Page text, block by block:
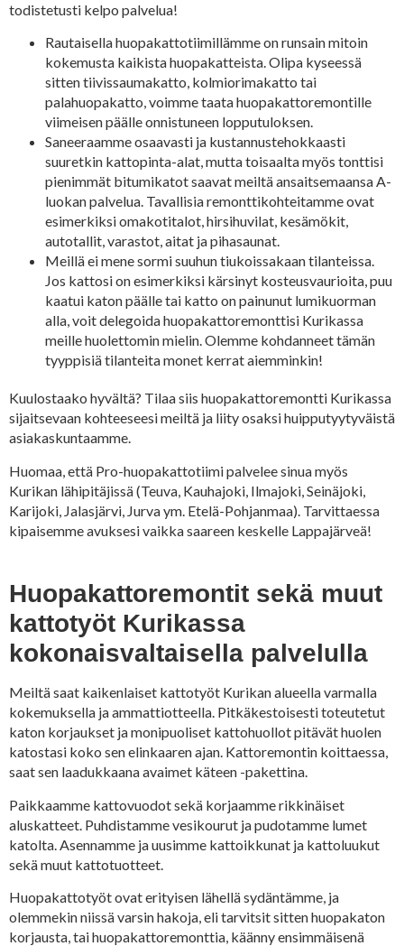
todistetusti kelpo palvelua!
Rautaisella huopakattotiimillämme on runsain mitoin
kokemusta kaikista huopakatteista. Olipa kyseessä
sitten tiivissaumakatto, kolmiorimakatto tai
palahuopakatto, voimme taata huopakattoremontille
viimeisen päälle onnistuneen lopputuloksen.
Saneeraamme osaavasti ja kustannustehokkaasti
suuretkin kattopinta-alat, mutta toisaalta myös tonttisi
pienimmät bitumikatot saavat meiltä ansaitsemaansa A-
luokan palvelua. Tavallisia remonttikohteitamme ovat
esimerkiksi omakotitalot, hirsihuvilat, kesämökit,
autotallit, varastot, aitat ja pihasaunat.
Meillä ei mene sormi suuhun tiukoissakaan tilanteissa.
Jos kattosi on esimerkiksi kärsinyt kosteusvaurioita, puu
kaatui katon päälle tai katto on painunut lumikuorman
alla, voit delegoida huopakattoremonttisi Kurikassa
meille huolettomin mielin. Olemme kohdanneet tämän
tyyppisiä tilanteita monet kerrat aiemminkin!
Kuulostaako hyvältä? Tilaa siis huopakattoremontti Kurikassa
sijaitsevaan kohteeseesi meiltä ja liity osaksi huipputyytyväistä
asiakaskuntaamme.
Huomaa, että Pro-huopakattotiimi palvelee sinua myös
Kurikan lähipitäjissä (Teuva, Kauhajoki, Ilmajoki, Seinäjoki,
Karijoki, Jalasjärvi, Jurva ym. Etelä-Pohjanmaa). Tarvittaessa
kipaisemme avuksesi vaikka saareen keskelle Lappajärveä!
Huopakattoremontit sekä muut
kattotyöt Kurikassa
kokonaisvaltaisella palvelulla
Meiltä saat kaikenlaiset kattotyöt Kurikan alueella varmalla
kokemuksella ja ammattiotteella. Pitkäkestoisesti toteutetut
katon korjaukset ja monipuoliset kattohuollot pitävät huolen
katostasi koko sen elinkaaren ajan. Kattoremontin koittaessa,
saat sen laadukkaana avaimet käteen -pakettina.
Paikkaamme kattovuodot sekä korjaamme rikkinäiset
aluskatteet. Puhdistamme vesikourut ja pudotamme lumet
katolta. Asennamme ja uusimme kattoikkunat ja kattoluukut
sekä muut kattotuotteet.
Huopakattotyöt ovat erityisen lähellä sydäntämme, ja
olemmekin niissä varsin hakoja, eli tarvitsit sitten huopakaton
korjausta, tai huopakattoremonttia, käänny ensimmäisenä